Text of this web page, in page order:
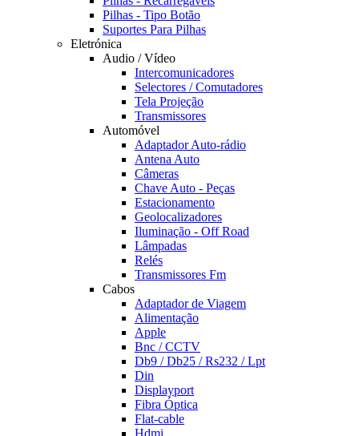
Pilhas - Tipo Botão
Suportes Para Pilhas
Eletrónica
Audio / Vídeo
Intercomunicadores
Selectores / Comutadores
Tela Projeção
Transmissores
Automóvel
Adaptador Auto-rádio
Antena Auto
Câmeras
Chave Auto - Peças
Estacionamento
Geolocalizadores
Iluminação - Off Road
Lâmpadas
Relés
Transmissores Fm
Cabos
Adaptador de Viagem
Alimentação
Apple
Bnc / CCTV
Db9 / Db25 / Rs232 / Lpt
Din
Displayport
Fibra Óptica
Flat-cable
Hdmi